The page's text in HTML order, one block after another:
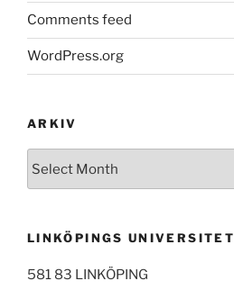
Comments feed
WordPress.org
ARKIV
LINKÖPINGS UNIVERSITET
581 83 LINKÖPING